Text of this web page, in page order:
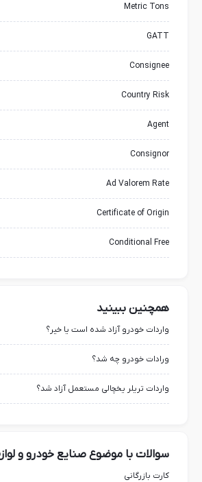
Metric Tons
GATT
Consignee
Country Risk
Agent
Consignor
Ad Valorem Rate
Certificate of Origin
Conditional Free
همچنین ببینید
واردات خودرو آزاد شده است یا خیر؟
ورادات خودرو چه شد؟
واردات تریلر یخچالی مستعمل آزاد شد؟
سوالات با موضوع صنایع خودرو و
کارت بازرگانی